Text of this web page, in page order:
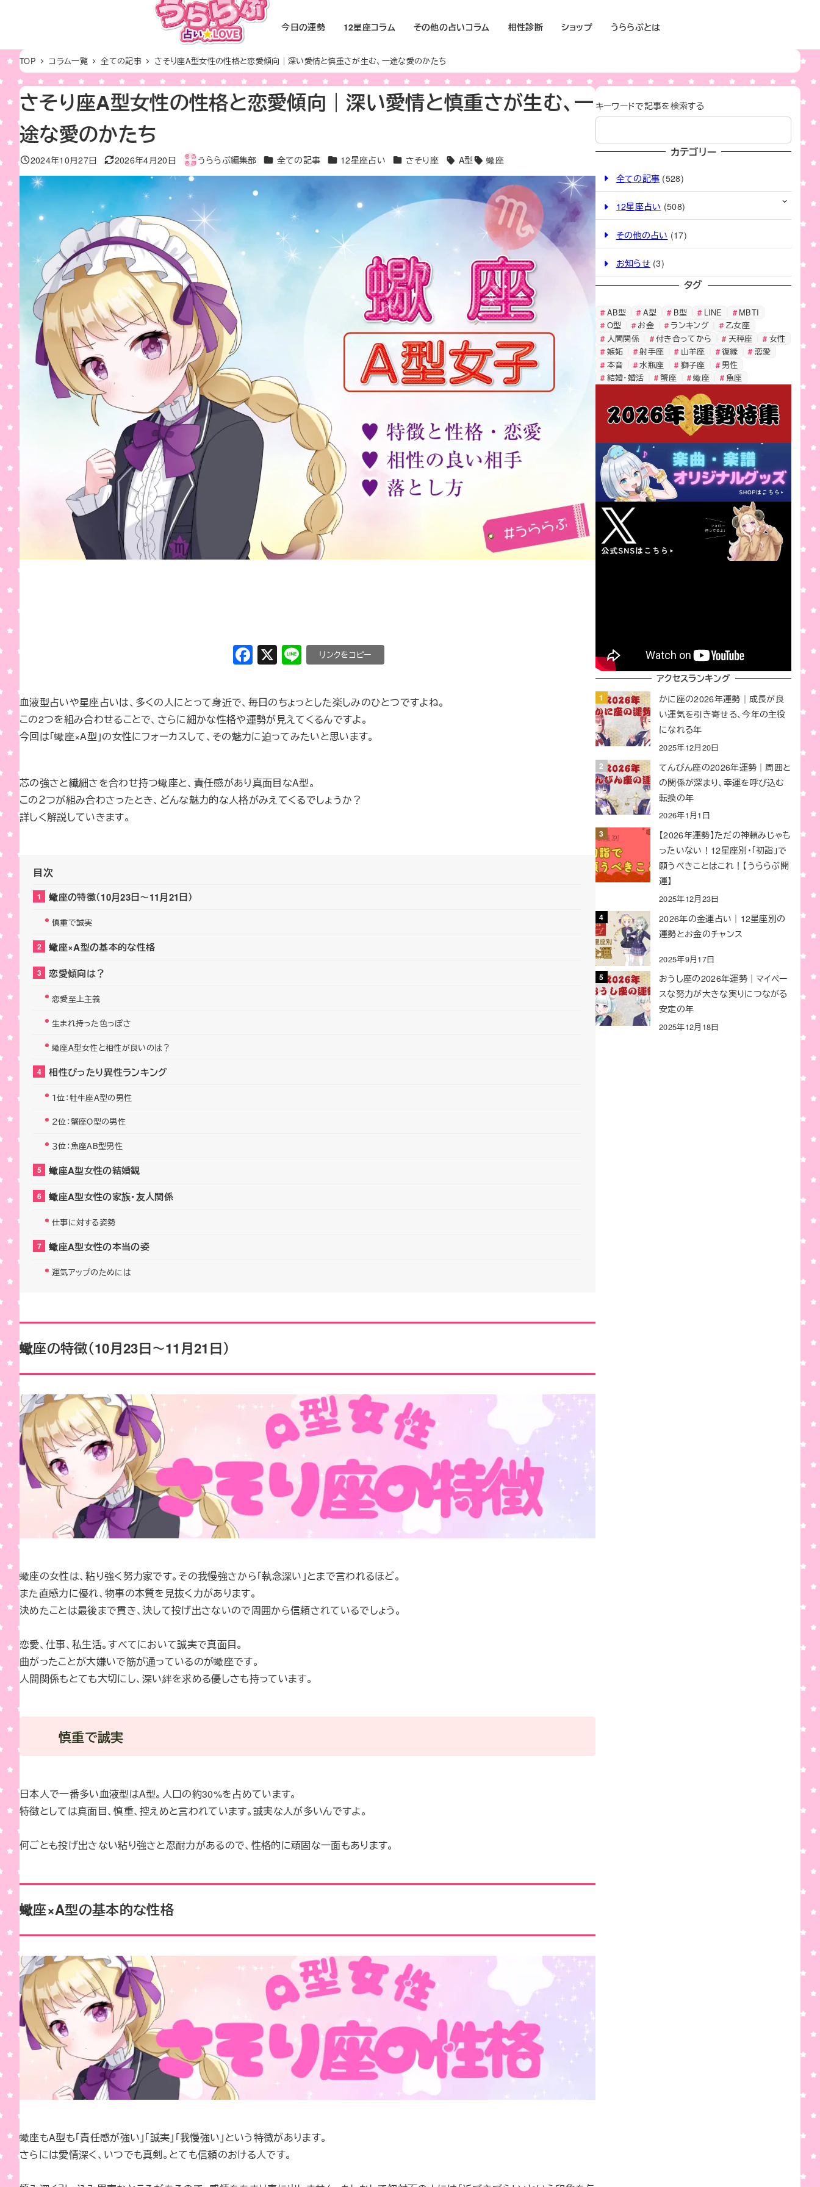
コ
ン
ツ
へ
移
動
今日の運勢 12星座コラム その他の占いコラム 相性診断 ショップ うららぶとは
TOP コラム一覧 全ての記事 さそり座A型女性の性格と恋愛傾向｜深い愛情と慎重さが生む、一途な愛のかたち
さそり座A型女性の性格と恋愛傾向｜深い愛情と慎重さが生む、一
途な愛のかたち
投稿日
2024年10月27日
更新日
2026年4月20日
著
者
うららぶ編集部 カテゴリー
全ての記事 カテゴリー
12星座占い カテゴリー
さそり座
タグ
A型 蠍座
F
c
e
b
o
k
X Li
e
C
p
y
Li
血液型占いや星座占いは、多くの人にとって身近で、毎日のちょっとした楽しみのひとつですよね。
この2つを組み合わせることで、さらに細かな性格や運勢が見えてくるんですよ。
今回は「蠍座×A型」の女性にフォーカスして、その魅力に迫ってみたいと思います。
芯の強さと繊細さを合わせ持つ蠍座と、責任感があり真面目なA型。
この２つが組み合わさったとき、どんな魅力的な人格がみえてくるでしょうか？
詳しく解説していきます。
目次
蠍座の特徴（10月23日～11月21日）
慎重で誠実
蠍座×A型の基本的な性格
恋愛傾向は？
恋愛至上主義
生まれ持った色っぽさ
蠍座A型女性と相性が良いのは？
相性ぴったり異性ランキング
１位：牡牛座A型の男性
２位：蟹座O型の男性
３位：魚座AB型男性
蠍座A型女性の結婚観
蠍座A型女性の家族・友人関係
仕事に対する姿勢
蠍座A型女性の本当の姿
運気アップのためには
蠍座の特徴（10月23日～11月21日）
蠍座の女性は、粘り強く努力家です。その我慢強さから「執念深い」とまで言われるほど。
また直感力に優れ、物事の本質を見抜く力があります。
決めたことは最後まで貫き、決して投げ出さないので周囲から信頼されているでしょう。
恋愛、仕事、私生活。すべてにおいて誠実で真面目。
曲がったことが大嫌いで筋が通っているのが蠍座です。
人間関係もとても大切にし、深い絆を求める優しさも持っています。
慎重で誠実
日本人で一番多い血液型はA型。人口の約30%を占めています。
特徴としては真面目、慎重、控えめと言われています。誠実な人が多いんですよ。
何ごとも投げ出さない粘り強さと忍耐力があるので、性格的に頑固な一面もあります。
蠍座×A型の基本的な性格
蠍座もA型も「責任感が強い」「誠実」「我慢強い」という特徴があります。
さらには愛情深く、いつでも真剣。とても信頼のおける人です。
キーワードで記事を検索する
カテゴリー
全ての記事 (528)
12星座占い (508)
その他の占い (17)
お知らせ (3)
タグ
AB型 A型 B型 LINE
MBTI
O型
お金 ランキング
乙女座
人間関係
付き合ってから 天秤座
女性
嫉妬
射手座 山羊座 復縁
恋愛
本音
水瓶座 獅子座
男性
結婚・婚活
蟹座 蠍座 魚座
アクセスランキング
かに座の2026年運勢｜成長が良
い運気を引き寄せる、今年の主役
になれる年
2025年12月20日
てんびん座の2026年運勢｜周囲と
の関係が深まり、幸運を呼び込む
転換の年
2026年1月1日
【2026年運勢】ただの神頼みじゃも
ったいない！12星座別・「初詣」で
願うべきことはこれ！【うららぶ開
運】
2025年12月23日
2026年の金運占い｜12星座別の
運勢とお金のチャンス
2025年9月17日
おうし座の2026年運勢｜マイペー
スな努力が大きな実りにつながる
安定の年
2025年12月18日